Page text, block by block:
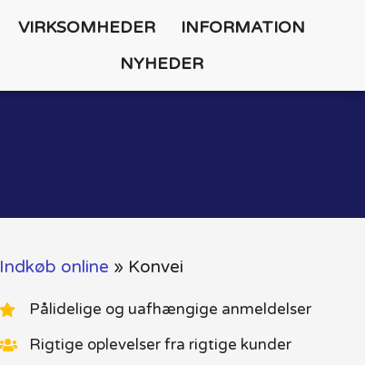
VIRKSOMHEDER
INFORMATION
NYHEDER
Indkøb online » Konvei
Pålidelige og uafhængige anmeldelser
Rigtige oplevelser fra rigtige kunder